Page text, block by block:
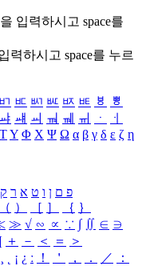
을 입력하시고 space를
력하시고 space를 누르
ㅲ ㅳ ㅴ ㅵ ㅶ ㅷ ㅸ
ㅹ
ㆇ ㆈ ㆉ ㆊ ㆋ ㆌ ㆍ
ㆎ
ΤΥ Φ Χ Ψ Ω α β γ δ ε ζ η
פ ם ן ו ט א ר ק
（ ） ［ ］ ｛ ｝
≫ √ ∽ ∝ ∵ ∫ ∬ ∈ ∋
＋ － ＜ ＝
＞
¸ ¡ ¿ ː ！ ＇ ， ． ／
：